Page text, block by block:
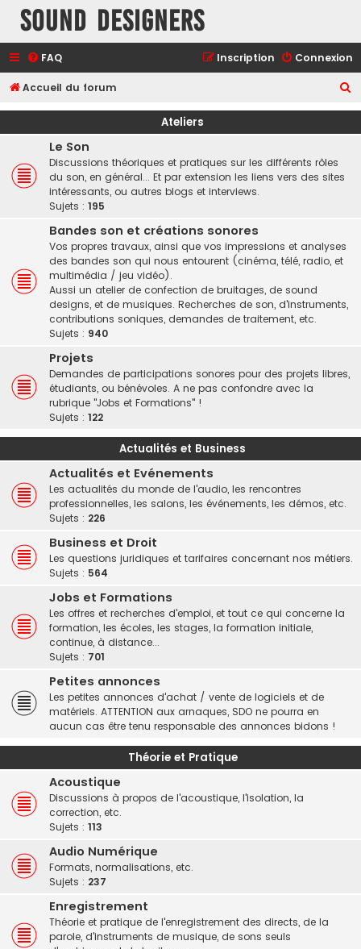
Sound Designers
FAQ Connexion
Inscription
Accueil du forum
e
Ateliers
Le Son
Discussions théoriques et pratiques sur les différents rôles
du son, en général... Et par extension les liens vers des sites
intéressants, ou autres blogs et interviews.
Sujets : 195
Bandes son et créations sonores
Vos propres travaux, ainsi que vos impressions et analyses
des bandes son qui nous entourent (cinéma, télé, radio, et
multimédia / jeu vidéo).
Aussi un atelier de confection de bruitages, de sound
designs, et de musiques. Recherches de son, d'instruments,
contributions soniques, demandes de traitement, etc.
Sujets : 940
Projets
Demandes de participations sonores pour des projets libres,
étudiants, ou bénévoles. A ne pas confondre avec la
rubrique "Jobs et Formations" !
Sujets : 122
Actualités et Business
Actualités et Evénements
Les actualités du monde de l'audio, les rencontres
professionnelles, les salons, les événements, les démos, etc.
Sujets : 226
Business et Droit
Les questions juridiques et tarifaires concernant nos métiers.
Sujets : 564
Jobs et Formations
Les offres et recherches d'emploi, et tout ce qui concerne la
formation, les écoles, les stages, la formation initiale,
continue, à distance...
Sujets : 701
Petites annonces
Les petites annonces d'achat / vente de logiciels et de
matériels. ATTENTION aux arnaques, SDO ne pourra en
aucun cas être tenu responsable des annonces bidons !
Théorie et Pratique
Acoustique
Discussions à propos de l'acoustique, l'isolation, la
correction, etc.
Sujets : 113
Audio Numérique
Formats, normalisations, etc.
Sujets : 237
Enregistrement
Théorie et pratique de l'enregistrement des directs, de la
parole, d'instruments de musique, de sons seuls